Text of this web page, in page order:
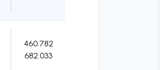
460.782
682.033